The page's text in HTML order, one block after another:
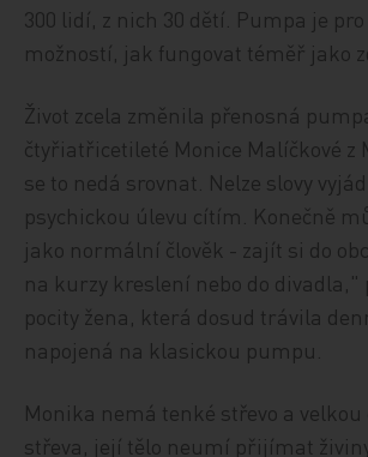
300 lidí, z nich 30 dětí. Pumpa je
možností, jak fungovat téměř jako
Život zcela změnila přenosná
čtyřiatřicetileté Monice Malíčkové z
se to nedá srovnat. Nelze slovy
psychickou úlevu cítím. Konečně
jako normální člověk - zajít si do
na kurzy kreslení nebo do divadla,"
pocity žena, která dosud trávila
napojená na klasickou pumpu.
Monika nemá tenké střevo a
střeva, její tělo neumí přijímat